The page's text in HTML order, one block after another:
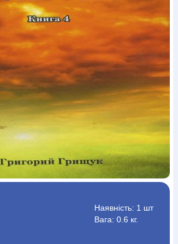
сім`яЮдаїзм
товари
кульковіВідео
Галантерея
Футболки Брелоки
Біжутерія
/ щотижневики
Вироби з дерева
і глиниВироби з сріблаКартини
виробиМагніти
НаклейкиНастільні ігриПакети
Пластмасові виробиХустки
Розвиваючі ігри РепринтиСвічки
Чохли на Библії
Головні убори
товари
Комп`ютерні ігри
продукція ГодинникиПазли
Наявність: 1 шт
Вага: 0.6 кг.